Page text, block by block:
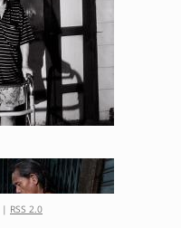
| RSS 2.0